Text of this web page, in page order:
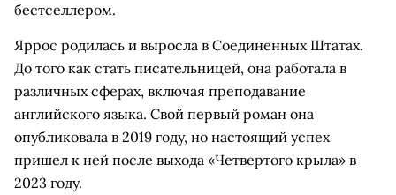
бестселлером.
Яррос родилась и выросла в Соединенных Штатах.
До того как стать писательницей, она работала в
различных сферах, включая преподавание
английского языка. Свой первый роман она
опубликовала в 2019 году, но настоящий успех
пришел к ней после выхода «Четвертого крыла» в
2023 году.